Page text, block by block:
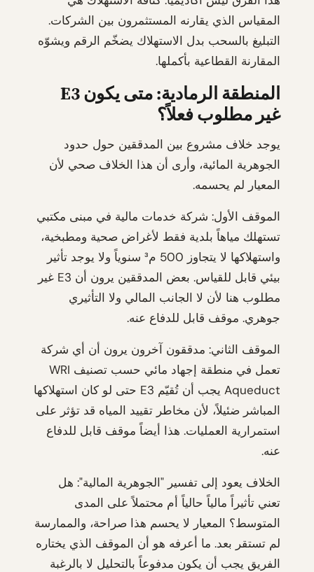
المقياس الذي يقارنه المستثمرون بين الشركات.
التبليغ بالسحب بدل الاستهلاك يضخّم الرقم ويشوّه
المقارنة القطاعية بأكملها.
المنطقة الرمادية: متى يكون E3
غير مطلوب فعلاً؟
يوجد خلاف مشروع بين المدققين حول حدود
الجوهرية المائية، وأرى أن هذا الخلاف صحي لأن
المعيار لم يحسمه.
الموقف الأول: شركة خدمات مالية في مبنى مكتبي
تستهلك مياهاً بلدية فقط لأغراض صحية ومطبخية،
واستهلاكها لا يتجاوز 500 م³ سنوياً ولا يوجد تأثير
بيئي قابل للقياس. بعض المدققين يرون أن E3 غير
مطلوب هنا لأن لا الجانب المالي ولا التأثيري
جوهري. موقف قابل للدفاع عنه.
الموقف الثاني: مدققون آخرون يرون أن أي شركة
تعمل في منطقة إجهاد مائي حسب تصنيف WRI
Aqueduct يجب أن تُقيّم E3 حتى لو كان استهلاكها
المباشر ضئيلاً، لأن مخاطر تقييد المياه قد تؤثر على
استمرارية العمليات. هذا أيضاً موقف قابل للدفاع
عنه.
الخلاف يعود إلى تفسير "الجوهرية المالية": هل
تعني تأثيراً مالياً حالياً أم محتملاً على المدى
المتوسط؟ المعيار لا يحسم هذا صراحة، والممارسة
لم تستقر بعد. ما أعرفه هو أن الموقف الذي يختاره
الفريق يجب أن يكون مدفوعاً بالتحليل لا بالرغبة